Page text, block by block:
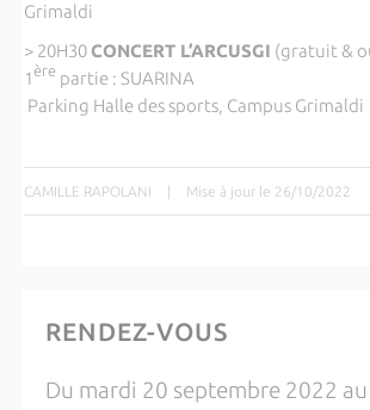
Grimaldi
> 20H30 CONCERT L’ARCUSGI (gratuit &
1 èrepartie : SUARINA
Parking Halle des sports, Campus Grimaldi
CAMILLE RAPOLANI | Mise à jour le 26/10/2022
RENDEZ-VOUS
Du mardi 20 septembre 2022